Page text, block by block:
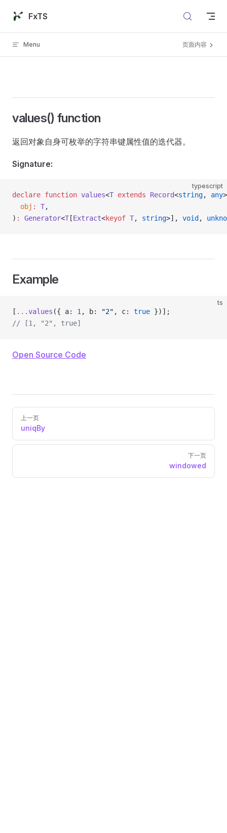
Skip to content
FxTS
Menu 页面内容
values() function
返回对象自身可枚举的字符串键属性值的迭代器。
Signature:
typescript
declare function values<T extends Record<string, any
  obj
: T,
) : Generator<T [Extract<keyof T, string>], void ,
Example
ts
[ ...values ({ a: 1 , b: "2" , c: true })];
// [1, "2", true]
Open Source Code
Pager
上一页
uniqBy
下一页
windowed